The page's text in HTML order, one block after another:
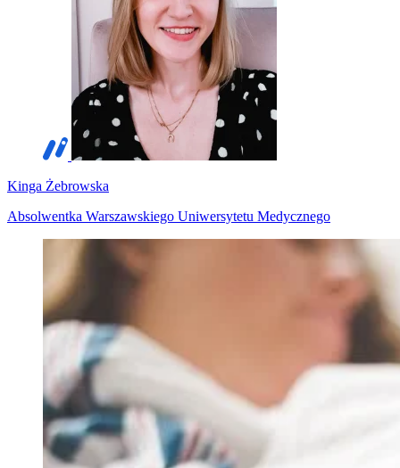
Kinga Żebrowska
Absolwentka Warszawskiego Uniwersytetu Medycznego